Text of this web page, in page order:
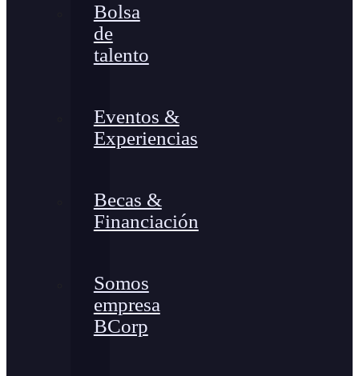
Bolsa
de
talento
Eventos &
Experiencias
Becas &
Financiación
Somos
empresa
BCorp